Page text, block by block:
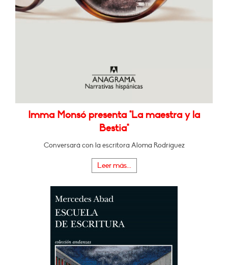
Imma Monsó presenta "La maestra y la
Bestia"
Conversará con la escritora Aloma Rodríguez
Leer más...